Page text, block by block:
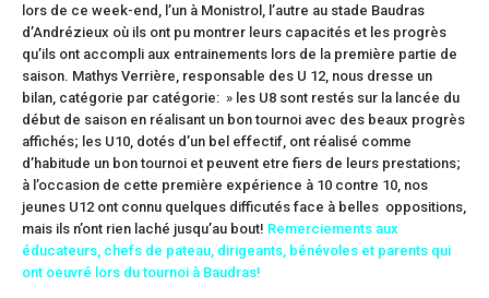
lors de ce week-end, l’un à Monistrol, l’autre au stade Baudras
d’Andrézieux où ils ont pu montrer leurs capacités et les progrès
qu’ils ont accompli aux entrainements lors de la première partie de
saison. Mathys Verrière, responsable des U 12, nous dresse un
bilan, catégorie par catégorie: » les U8 sont restés sur la lancée du
début de saison en réalisant un bon tournoi avec des beaux progrès
affichés; les U10, dotés d’un bel effectif, ont réalisé comme
d’habitude un bon tournoi et peuvent etre fiers de leurs prestations;
à l’occasion de cette première expérience à 10 contre 10, nos
jeunes U12 ont connu quelques difficutés face à belles oppositions,
mais ils n’ont rien laché jusqu’au bout! Remerciements aux
éducateurs, chefs de pateau, dirigeants, bénévoles et parents qui
ont oeuvré lors du tournoi à Baudras!